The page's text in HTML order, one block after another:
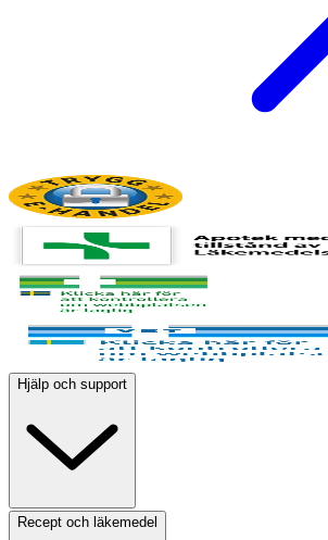
Hjälp och support
Recept och läkemedel